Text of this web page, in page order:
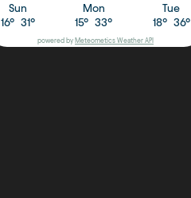
Sun
16° 31°
Mon
15° 33°
Tue
18° 36°
powered by Meteometics Weather API